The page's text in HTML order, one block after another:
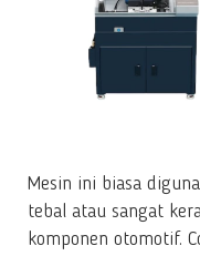
Mesin ini biasa
tebal atau sangat
komponen otomotif.